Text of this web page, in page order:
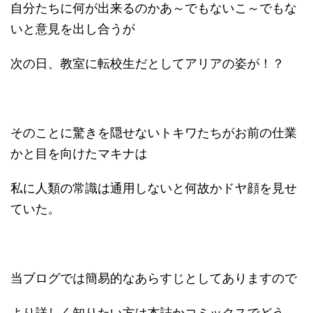
自分たちに何が出来るのかあ～でもないこ～でもな
いと意見を出し合うが
次の日、教室に転校生だとしてアリアの姿が！？
そのことに驚きを隠せないトキワたちがお前の仕業
かと目を向けたマキナは
私に人類の常識は通用しないと何故かドヤ顔を見せ
ていた。
当ブログでは簡易的なあらすじとしてありますので